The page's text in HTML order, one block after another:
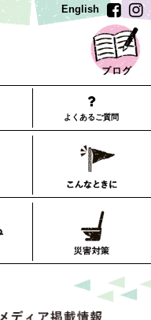
English
よくあるご質問